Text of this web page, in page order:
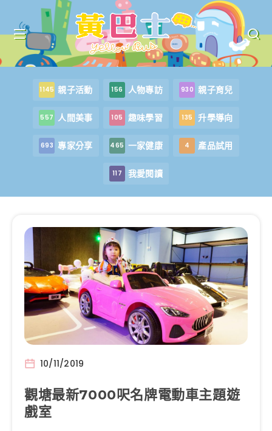
1145 親子活動 156 人物專訪 930 親子育兒
557 人間美事 105 趣味學習 135 升學導向
693 專家分享 465 一家健康 4 產品試用
117 我愛閱讀
10/11/2019
觀塘最新7000呎名牌電動車主題遊
戲室